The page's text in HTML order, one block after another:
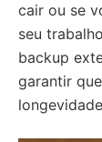
cair ou se
seu
backup
garantir